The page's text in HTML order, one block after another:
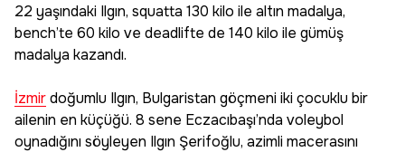
22 yaşındaki Ilgın, squatta 130 kilo ile altın madalya,
bench’te 60 kilo ve deadlifte de 140 kilo ile gümüş
madalya kazandı.
İzmirdoğumlu Ilgın, Bulgaristan göçmeni iki çocuklu bir
ailenin en küçüğü. 8 sene Eczacıbaşı’nda voleybol
oynadığını söyleyen Ilgın Şerifoğlu, azimli macerasını